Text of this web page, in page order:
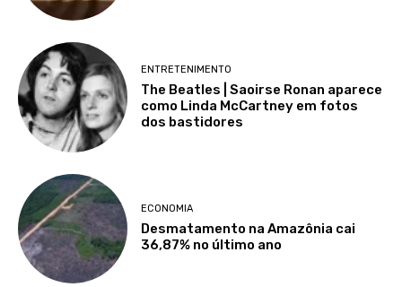
ENTRETENIMENTO
The Beatles | Saoirse Ronan aparece
como Linda McCartney em fotos
dos bastidores
ECONOMIA
Desmatamento na Amazônia cai
36,87% no último ano